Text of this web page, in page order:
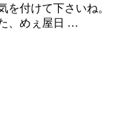
を付けて下さいね。
、めぇ屋日 …